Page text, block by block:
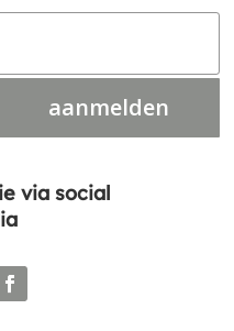
aanmelden
via social